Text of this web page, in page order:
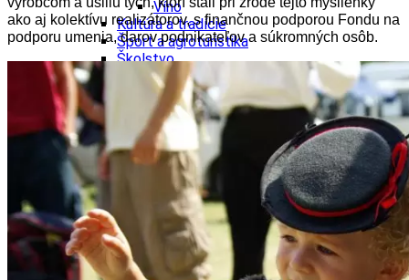
Víno
Kultúra a tradície
Šport a agroturistika
Školstvo
Ekonomika obchod a doprava
Prešovský kraj
Výlet
Turistika
Cyklistika
Hrady
Podujatia
Výstava
Galéria
Folklór
Ubytovanie
ako aj kolektívu realizátorov, s finančnou podporou Fondu na
podporu umenia, darov podnikateľov a súkromných osôb.